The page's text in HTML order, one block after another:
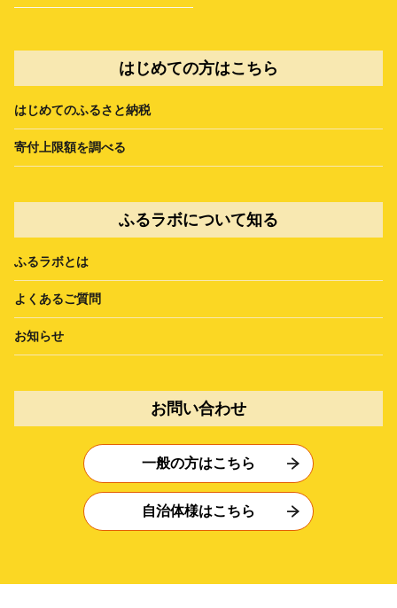
はじめての方はこちら
はじめてのふるさと納税
寄付上限額を調べる
ふるラボについて知る
ふるラボとは
よくあるご質問
お知らせ
お問い合わせ
一般の方はこちら
自治体様はこちら